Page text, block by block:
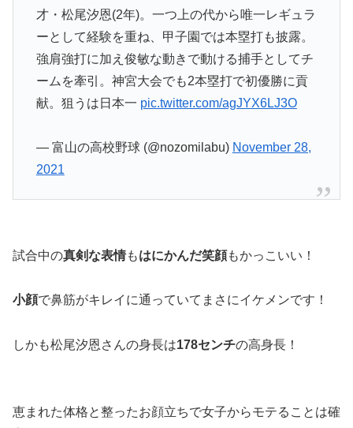
才・松尾汐恩(2年)。一つ上の代から唯一レギュラ
ーとして経験を重ね、甲子園では本塁打も披露。
強肩強打に加え俊敏な動きで動ける捕手としてチ
ームを牽引。神宮大会でも2本塁打で初優勝に貢
献。狙うは日本一 pic.twitter.com/agJYX6LJ3O
— 富山の高校野球 (@nozomilabu) November 28,
2021
試合中の真剣な表情もはにかんだ笑顔もかっこいい！
小顔で鼻筋がキレイに通っていてまさにイケメンです！
しかも松尾汐恩さんの身長は178センチの高身長！
恵まれた体格と整ったお顔立ちで女子からモテることは確